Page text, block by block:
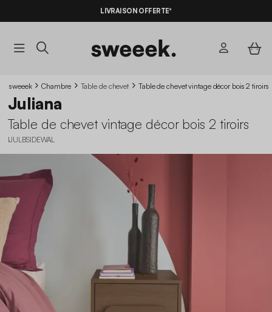
LIVRAISON OFFERTE*
sweeek Chambre Table de chevet Table de chevet vintage décor bois 2 tiroirs
Juliana
Table de chevet vintage décor bois 2 tiroirs
IJULBSIDEWAL